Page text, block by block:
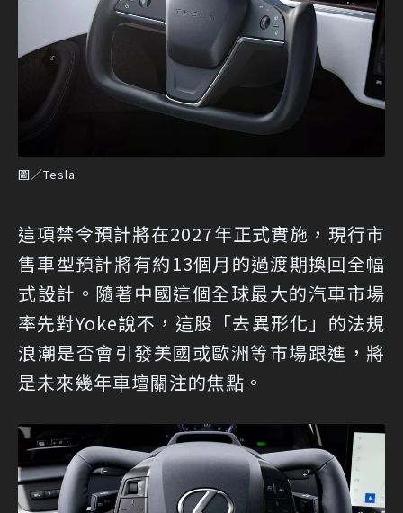
圖／Tesla
這項禁令預計將在2027年正式實施，現行市
售車型預計將有約13個月的過渡期換回全幅
式設計。隨著中國這個全球最大的汽車市場
率先對Yoke說不，這股「去異形化」的法規
浪潮是否會引發美國或歐洲等市場跟進，將
是未來幾年車壇關注的焦點。